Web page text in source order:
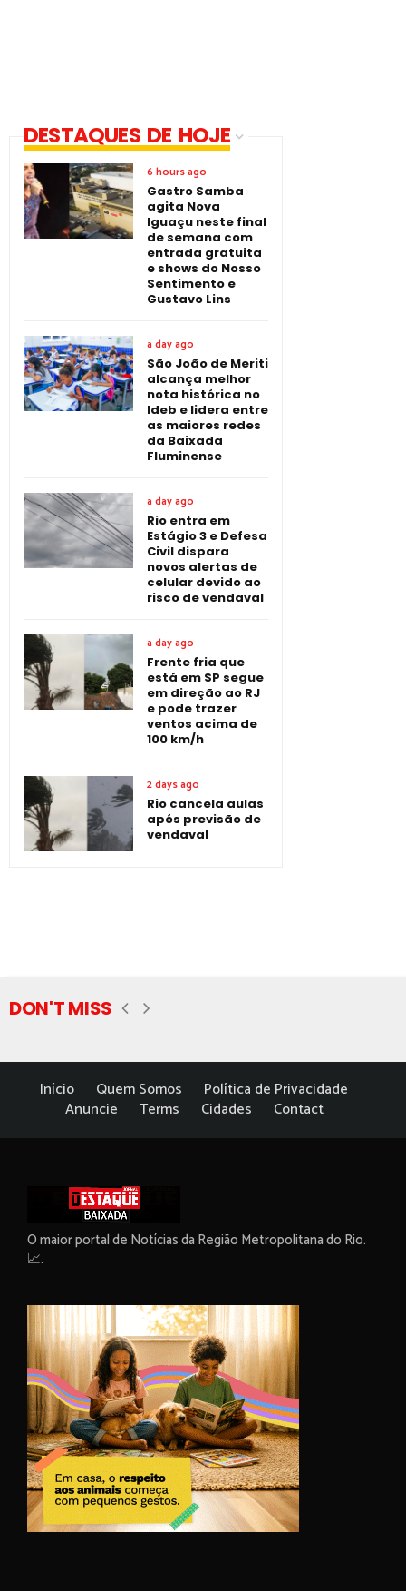
DESTAQUES DE HOJE
6 hours ago
Gastro Samba
agita Nova
Iguaçu neste final
de semana com
entrada gratuita
e shows do Nosso
Sentimento e
Gustavo Lins
a day ago
São João de Meriti
alcança melhor
nota histórica no
Ideb e lidera entre
as maiores redes
da Baixada
Fluminense
a day ago
Rio entra em
Estágio 3 e Defesa
Civil dispara
novos alertas de
celular devido ao
risco de vendaval
a day ago
Frente fria que
está em SP segue
em direção ao RJ
e pode trazer
ventos acima de
100 km/h
2 days ago
Rio cancela aulas
após previsão de
vendaval
DON'T MISS
Início Quem Somos
Política de Privacidade
Anuncie
Terms Cidades Contact
O maior portal de Notícias da Região Metropolitana do Rio.
📈.